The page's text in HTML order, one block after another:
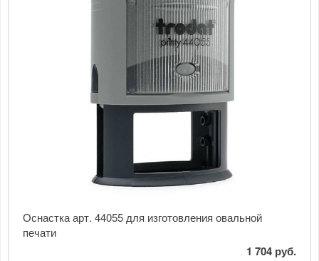
Оснастка арт. 44055 для изготовления овальной
печати
1 704 руб.